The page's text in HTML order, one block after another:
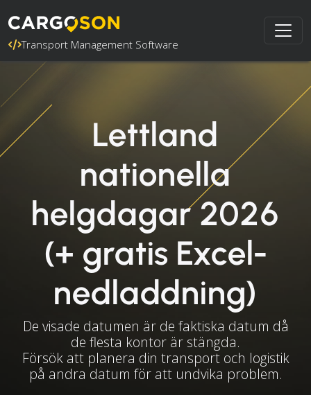
Transport Management Software
Lettland
nationella
helgdagar 2026
(+ gratis Excel-
nedladdning)
De visade datumen är de faktiska datum då
de flesta kontor är stängda.
Försök att planera din transport och logistik
på andra datum för att undvika problem.